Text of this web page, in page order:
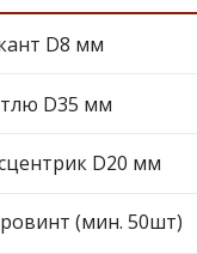
D35 мм
D20 мм
(мин. 50шт)
D8 мм